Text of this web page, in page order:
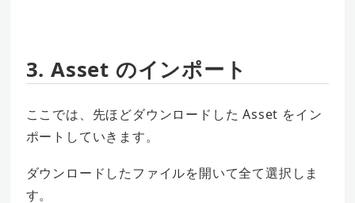
3. Asset のインポート
ここでは、先ほどダウンロードした Asset をイン
ポートしていきます。
ダウンロードしたファイルを開いて全て選択しま
す。